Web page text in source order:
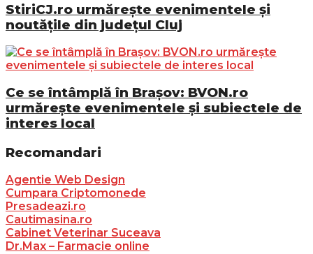
StiriCJ.ro urmărește evenimentele și
noutățile din județul Cluj
Ce se întâmplă în Brașov: BVON.ro
urmărește evenimentele și subiectele de
interes local
Recomandari
Agentie Web Design
Cumpara Criptomonede
Presadeazi.ro
Cautimasina.ro
Cabinet Veterinar Suceava
Dr.Max – Farmacie online